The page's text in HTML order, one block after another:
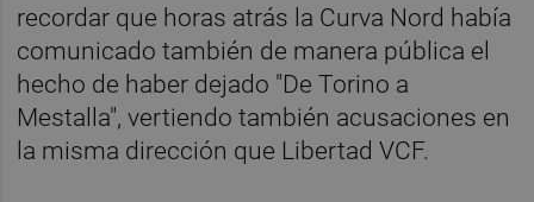
recordar que horas atrás la Curva Nord había
comunicado también de manera pública el
hecho de haber dejado "De Torino a
Mestalla", vertiendo también acusaciones en
la misma dirección que Libertad VCF.